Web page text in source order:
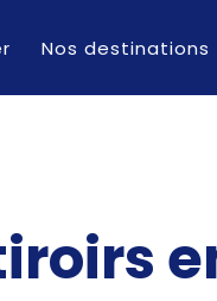
Nos destinations